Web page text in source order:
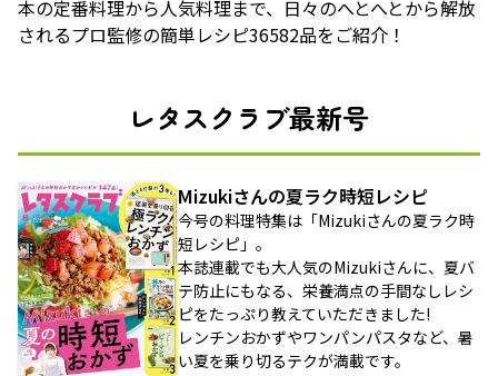
本の定番料理から人気料理まで、日々のへとへとから解放
されるプロ監修の簡単レシピ36582品をご紹介！
レタスクラブ最新号
Mizukiさんの夏ラク時短レシピ
今号の料理特集は「Mizukiさんの夏ラク時
短レシピ」。
本誌連載でも大人気のMizukiさんに、夏バ
テ防止にもなる、栄養満点の手間なしレシ
ピをたっぷり教えていただきました!
レンチンおかずやワンパンパスタなど、暑
い夏を乗り切るテクが満載です。